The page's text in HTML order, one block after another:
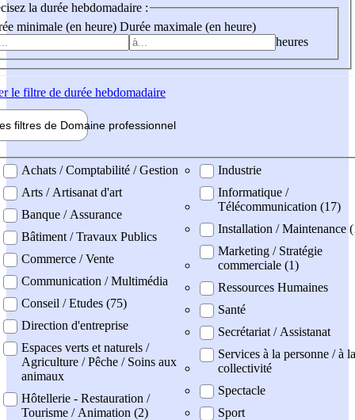
la durée hebdomadaire :
minimale (en heure) Durée maximale (en heure)
heures
le filtre de durée hebdomadaire
filtres de Domaine professionnel
professionel
Achats / Comptabilité / Gestion
Arts / Artisanat d'art
Banque / Assurance
Bâtiment / Travaux Publics
Commerce / Vente
Communication / Multimédia
Conseil / Etudes (75)
Direction d'entreprise
Espaces verts et naturels /
Agriculture / Pêche / Soins aux
animaux
Hôtellerie - Restauration /
Tourisme / Animation (2)
Industrie
Informatique /
Télécommunication (17)
Installation / Maintenance
Marketing / Stratégie
commerciale (1)
Ressources Humaines
Santé
Secrétariat / Assistanat
Services à la personne / à la
collectivité
Spectacle
Sport